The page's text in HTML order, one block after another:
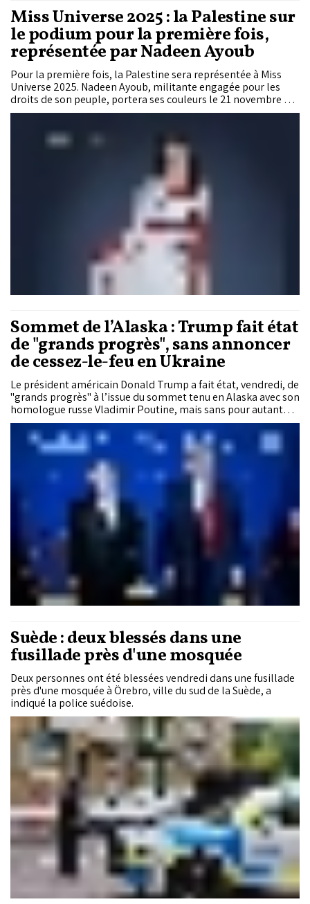
Miss Universe 2025 : la Palestine sur
le podium pour la première fois,
représentée par Nadeen Ayoub
Pour la première fois, la Palestine sera représentée à Miss
Universe 2025. Nadeen Ayoub, militante engagée pour les
droits de son peuple, portera ses couleurs le 21 novembre en
Thaïlande. Finaliste de Miss Earth en 2022, elle souhaite
femmes et des enfants palestiniens.
Sommet de l’Alaska : Trump fait état
de "grands progrès", sans annoncer
de cessez-le-feu en Ukraine
Le président américain Donald Trump a fait état, vendredi, de
"grands progrès" à l’issue du sommet tenu en Alaska avec son
homologue russe Vladimir Poutine, mais sans pour autant
annoncer un accord sur le cessez-le-feu en Ukraine.
Suède : deux blessés dans une
fusillade près d'une mosquée
Deux personnes ont été blessées vendredi dans une fusillade
près d'une mosquée à Örebro, ville du sud de la Suède, a
indiqué la police suédoise.